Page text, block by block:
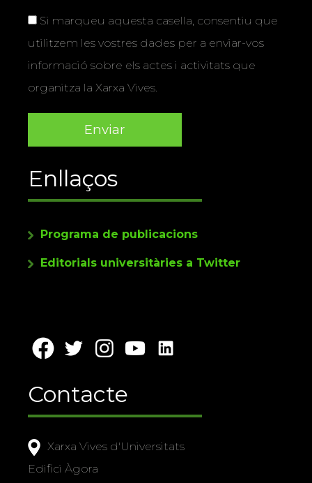
Si marqueu aquesta casella, consentiu que
utilitzem les vostres dades per a enviar-vos
informació sobre els actes i activitats que
organitza la Xarxa Vives.
Enllaços
Programa de publicacions
Editorials universitàries a Twitter
Contacte
Xarxa Vives d'Universitats
Edifici Àgora